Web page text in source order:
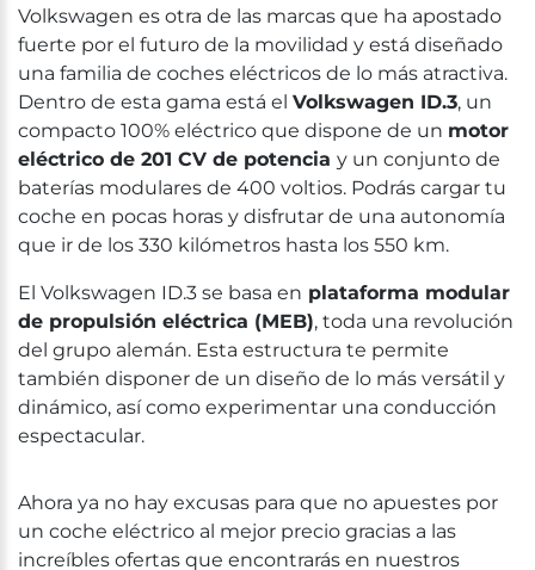
Volkswagen es otra de las marcas que ha apostado
fuerte por el futuro de la movilidad y está diseñado
una familia de coches eléctricos de lo más atractiva.
Dentro de esta gama está el Volkswagen ID.3, un
compacto 100% eléctrico que dispone de un motor
eléctrico de 201 CV de potencia y un conjunto de
baterías modulares de 400 voltios. Podrás cargar tu
coche en pocas horas y disfrutar de una autonomía
que ir de los 330 kilómetros hasta los 550 km.
El Volkswagen ID.3 se basa en plataforma modular
de propulsión eléctrica (MEB), toda una revolución
del grupo alemán. Esta estructura te permite
también disponer de un diseño de lo más versátil y
dinámico, así como experimentar una conducción
espectacular.
Ahora ya no hay excusas para que no apuestes por
un coche eléctrico al mejor precio gracias a las
increíbles ofertas que encontrarás en nuestros